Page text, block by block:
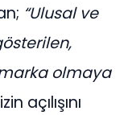
“Ulusal ve
olmaya
açılışını